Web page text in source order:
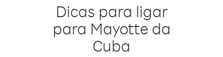
Dicas para ligar
para Mayotte da
Cuba